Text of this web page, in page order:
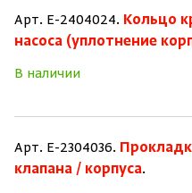
Арт. E-2404024. Кольцо
насоса (уплотнение
В наличии
Арт. E-2304036.
клапана / корпуса.